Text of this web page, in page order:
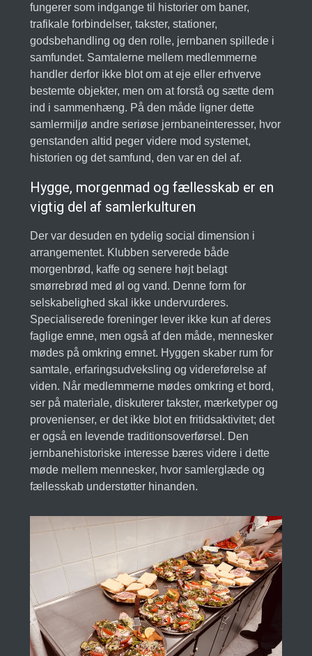
fungerer som indgange til historier om baner,
trafikale forbindelser, takster, stationer,
godsbehandling og den rolle, jernbanen spillede i
samfundet. Samtalerne mellem medlemmerne
handler derfor ikke blot om at eje eller erhverve
bestemte objekter, men om at forstå og sætte dem
ind i sammenhæng. På den måde ligner dette
samlermiljø andre seriøse jernbaneinteresser, hvor
genstanden altid peger videre mod systemet,
historien og det samfund, den var en del af.
Hygge, morgenmad og fællesskab er en
vigtig del af samlerkulturen
Der var desuden en tydelig social dimension i
arrangementet. Klubben serverede både
morgenbrød, kaffe og senere højt belagt
smørrebrød med øl og vand. Denne form for
selskabelighed skal ikke undervurderes.
Specialiserede foreninger lever ikke kun af deres
faglige emne, men også af den måde, mennesker
mødes på omkring emnet. Hyggen skaber rum for
samtale, erfaringsudveksling og videreførelse af
viden. Når medlemmerne mødes omkring et bord,
ser på materiale, diskuterer takster, mærketyper og
provenienser, er det ikke blot en fritidsaktivitet; det
er også en levende traditionsoverførsel. Den
jernbanehistoriske interesse bæres videre i dette
møde mellem mennesker, hvor samlerglæde og
fællesskab understøtter hinanden.